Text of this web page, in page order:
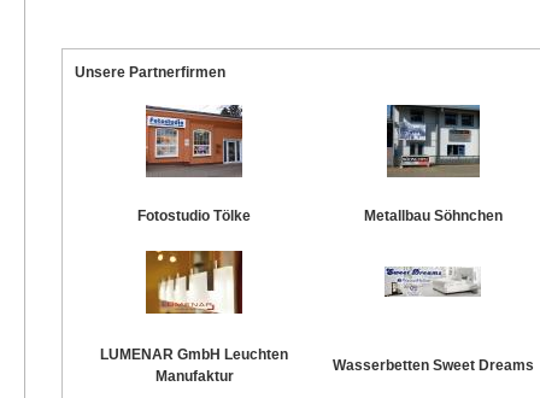
Unsere Partnerfirmen
Fotostudio Tölke Metallbau Söhnchen
LUMENAR GmbH Leuchten
Manufaktur
Wasserbetten Sweet Dreams